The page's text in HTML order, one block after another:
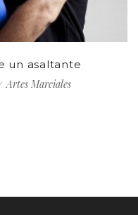
un asaltante
Artes Marciales